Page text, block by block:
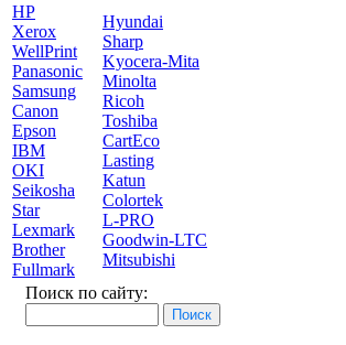
HP
Xerox
WellPrint
Panasonic
Samsung
Canon
Epson
IBM
OKI
Seikosha
Star
Lexmark
Brother
Fullmark
Hyundai
Sharp
Kyocera-Mita
Minolta
Ricoh
Toshiba
CartEco
Lasting
Katun
Colortek
L-PRO
Goodwin-LTC
Mitsubishi
Поиск по сайту: